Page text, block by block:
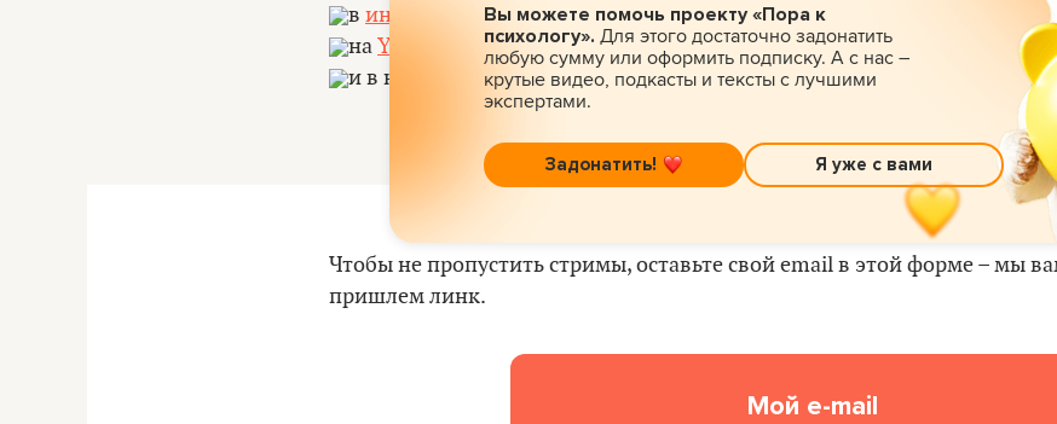
в инстаграме CityDog
наYouTube-канале CityDog
и в нашем
фейсбуке
Чтобы не пропустить стримы, оставьте свой email в этой форме – мы
пришлем линк.
Мой e-mail
Вы можете помочь проекту «Пора к
психологу». Для этого достаточно задонатить
любую сумму или оформить подписку. А с нас –
крутые видео, подкасты и тексты с лучшими
экспертами.
Задонатить! Я уже с вами